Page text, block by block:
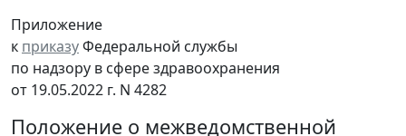
Приложение
к приказуФедеральной службы
по надзору в сфере здравоохранения
от 19.05.2022 г. N 4282
Положение о межведомственной